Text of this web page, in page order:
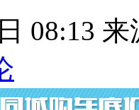
08:13 来